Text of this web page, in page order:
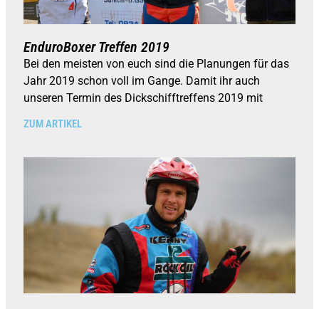
EnduroBoxer Treffen 2019
Bei den meisten von euch sind die Planungen für das
Jahr 2019 schon voll im Gange. Damit ihr auch
unseren Termin des Dickschifftreffens 2019 mit
ZUM ARTIKEL